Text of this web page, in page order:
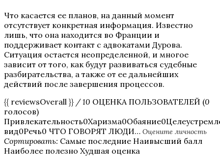
Что касается ее планов, на данный момент
отсутствует конкретная информация. Известно
лишь, что она находится во Франции и
поддерживает контакт с адвокатами Дурова.
Ситуация остается неопределенной, и многое
зависит от того, как будут развиваться судебные
разбирательства, а также от ее дальнейших
действий после завершения процессов.
{{ reviewsOverall }} / 10 ОЦЕНКА ПОЛЬЗОВАТЕЛЕЙ (0
голосов)
вид0Речь0 ЧТО ГОВОРЯТ ЛЮДИ… Оцените личность
Сортировать: Самые последние Наивысший балл
Наиболее полезно Худшая оценка